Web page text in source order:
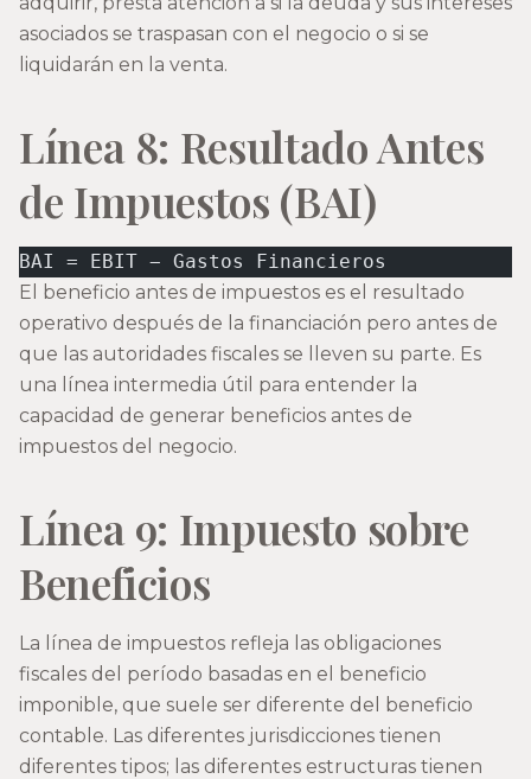
asociados se traspasan con el negocio o si se
liquidarán en la venta.
Línea 8: Resultado Antes
de Impuestos (BAI)
BAI = EBIT − Gastos Financieros
El beneficio antes de impuestos es el resultado
operativo después de la financiación pero antes de
que las autoridades fiscales se lleven su parte. Es
una línea intermedia útil para entender la
capacidad de generar beneficios antes de
impuestos del negocio.
Línea 9: Impuesto sobre
Beneficios
La línea de impuestos refleja las obligaciones
fiscales del período basadas en el beneficio
imponible, que suele ser diferente del beneficio
contable. Las diferentes jurisdicciones tienen
diferentes tipos; las diferentes estructuras tienen